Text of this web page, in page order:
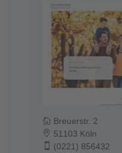
Breuerstr. 2
51103 Köln
(0221) 856432